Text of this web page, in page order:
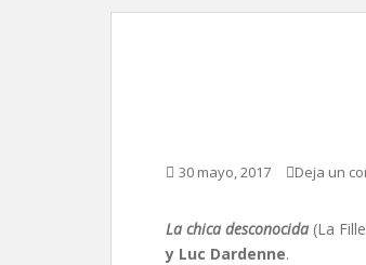
30 mayo, 2017 Deja un
La chica desconocida (La
y Luc Dardenne.